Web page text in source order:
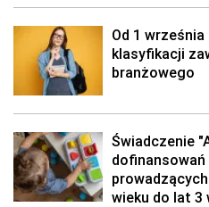
Od 1
klasyfikacji
branżowego
Świadczenie
wieku do lat 3